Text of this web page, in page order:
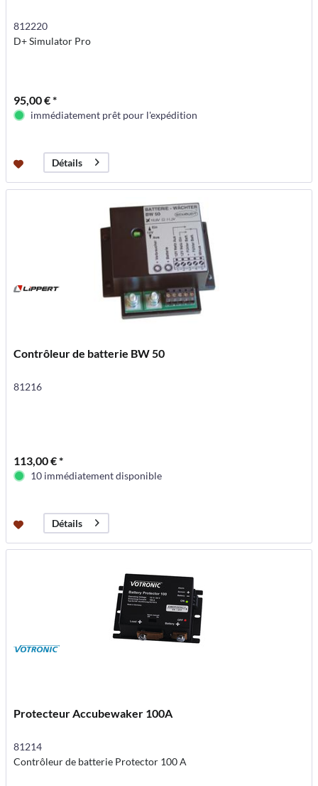
812220
D+ Simulator Pro
95,00 € *
immédiatement prêt pour l'expédition
Détails
Contrôleur de batterie BW 50
81216
113,00 € *
10 immédiatement disponible
Détails
Protecteur Accubewaker 100A
81214
Contrôleur de batterie Protector 100 A